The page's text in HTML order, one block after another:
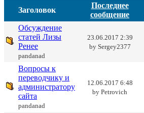
Заголовок
Последнее
сообщение
Обсуждение
статей Лизы
Ренее
pandanad
23.06.2017 2:39
by Sergey2377
Вопросы к
переводчику и
администратору
сайта
pandanad
12.06.2017 6:48
by Petrovich